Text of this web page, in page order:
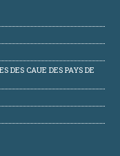
DES CAUE DES PAYS DE